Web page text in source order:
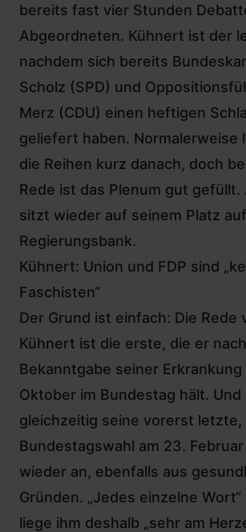
bereits fast vier Stunden
Abgeordneten. Kühnert ist der
nachdem sich bereits
Scholz (SPD) und
Merz (CDU) einen heftigen
geliefert haben. Normalerweise
die Reihen kurz danach, doch
Rede ist das Plenum gut gefüllt.
sitzt wieder auf seinem Platz
Regierungsbank.
Kühnert: Union und FDP sind
Faschisten“
Der Grund ist einfach: Die Rede
Kühnert ist die erste, die er
Bekanntgabe seiner
Oktober im Bundestag hält. Und
gleichzeitig seine vorerst letzte,
Bundestagswahl am 23.
wieder an, ebenfalls aus
Gründen. „Jedes einzelne
liege ihm deshalb „sehr am